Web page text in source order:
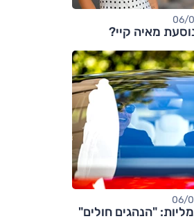
מאיה קיי?
"הנהגים חולים"